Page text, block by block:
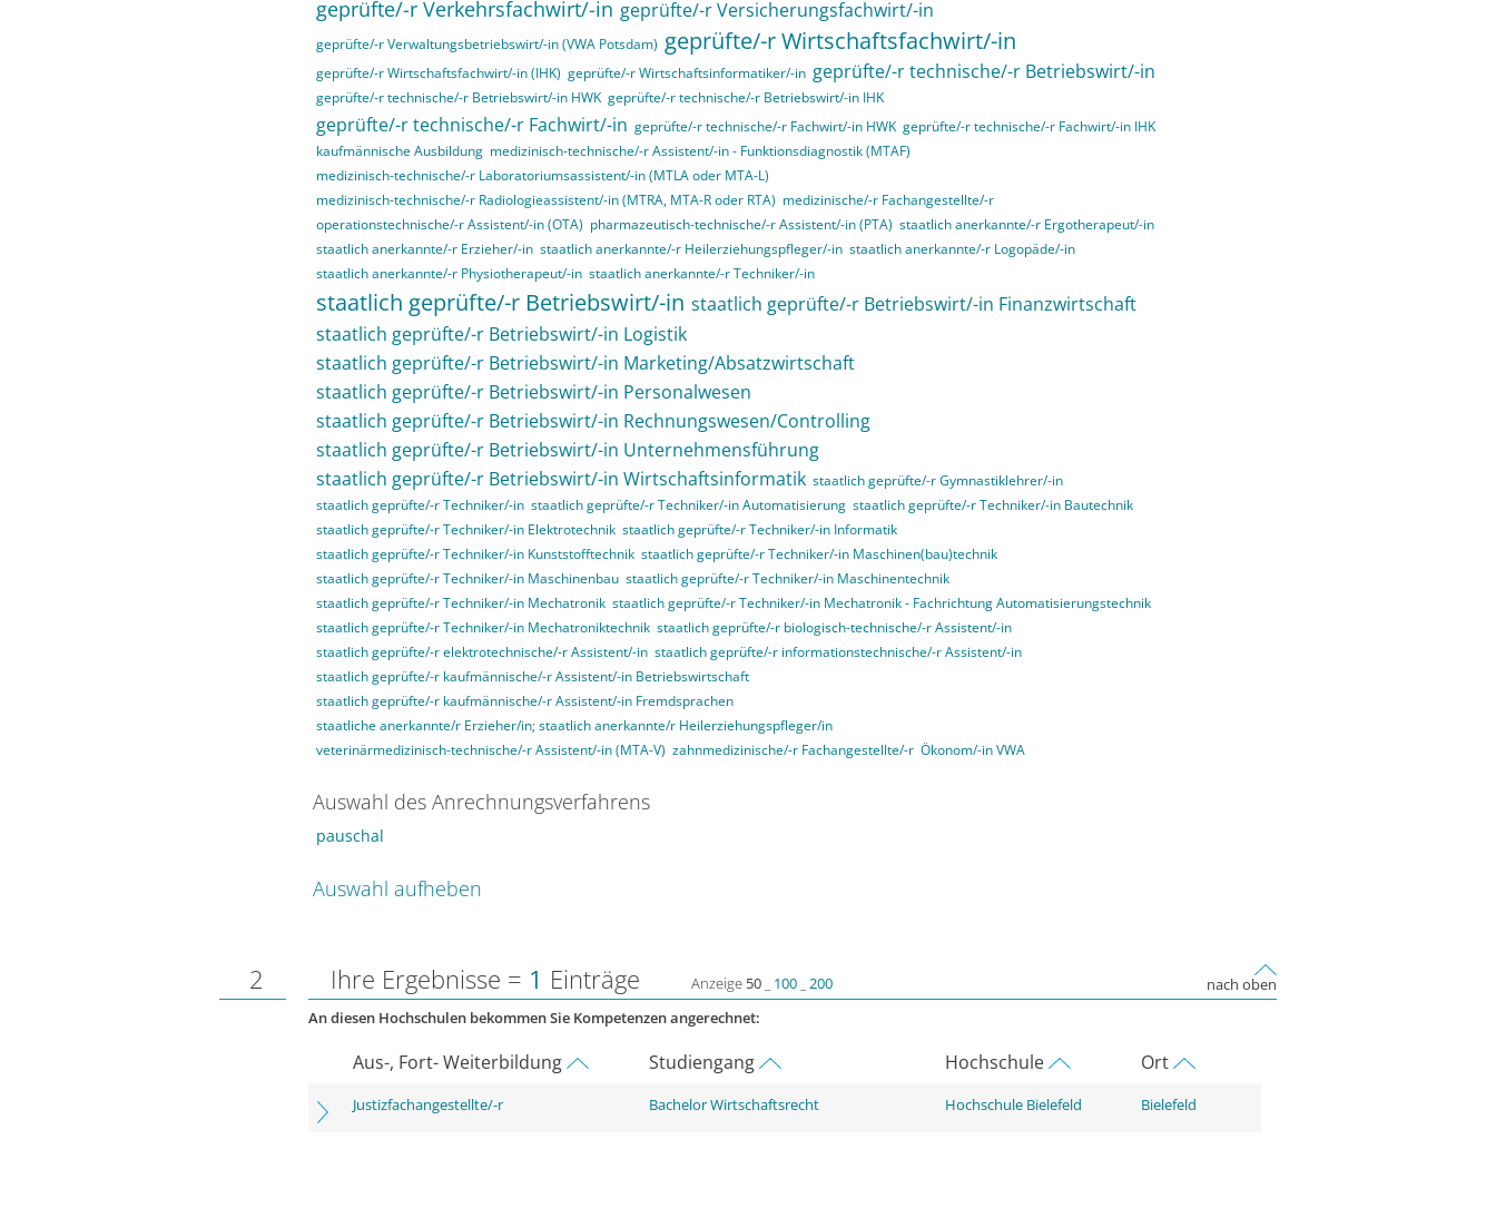
geprüfte/-r Verkehrsfachwirt/-in geprüfte/-r Versicherungsfachwirt/-in
geprüfte/-r Verwaltungsbetriebswirt/-in (VWA Potsdam) geprüfte/-r Wirtschaftsfachwirt/-in
geprüfte/-r Wirtschaftsfachwirt/-in (IHK) geprüfte/-r Wirtschaftsinformatiker/-in geprüfte/-r technische/-r Betriebswirt/-in
geprüfte/-r technische/-r Betriebswirt/-in HWK geprüfte/-r technische/-r Betriebswirt/-in IHK
geprüfte/-r technische/-r Fachwirt/-in geprüfte/-r technische/-r Fachwirt/-in HWK geprüfte/-r technische/-r Fachwirt/-in IHK
kaufmännische Ausbildung medizinisch-technische/-r Assistent/-in - Funktionsdiagnostik (MTAF)
medizinisch-technische/-r Laboratoriumsassistent/-in (MTLA oder MTA-L)
medizinisch-technische/-r Radiologieassistent/-in (MTRA, MTA-R oder RTA) medizinische/-r Fachangestellte/-r
operationstechnische/-r Assistent/-in (OTA) pharmazeutisch-technische/-r Assistent/-in (PTA) staatlich anerkannte/-r Ergotherapeut/-in
staatlich anerkannte/-r Erzieher/-in staatlich anerkannte/-r Heilerziehungspfleger/-in staatlich anerkannte/-r Logopäde/-in
staatlich anerkannte/-r Physiotherapeut/-in staatlich anerkannte/-r Techniker/-in
staatlich geprüfte/-r Betriebswirt/-in staatlich geprüfte/-r Betriebswirt/-in Finanzwirtschaft
staatlich geprüfte/-r Betriebswirt/-in Logistik
staatlich geprüfte/-r Betriebswirt/-in Marketing/Absatzwirtschaft
staatlich geprüfte/-r Betriebswirt/-in Personalwesen
staatlich geprüfte/-r Betriebswirt/-in Rechnungswesen/Controlling
staatlich geprüfte/-r Betriebswirt/-in Unternehmensführung
staatlich geprüfte/-r Betriebswirt/-in Wirtschaftsinformatik staatlich geprüfte/-r Gymnastiklehrer/-in
staatlich geprüfte/-r Techniker/-in staatlich geprüfte/-r Techniker/-in Automatisierung staatlich geprüfte/-r Techniker/-in Bautechnik
staatlich geprüfte/-r Techniker/-in Elektrotechnik staatlich geprüfte/-r Techniker/-in Informatik
staatlich geprüfte/-r Techniker/-in Kunststofftechnik staatlich geprüfte/-r Techniker/-in Maschinen(bau)technik
staatlich geprüfte/-r Techniker/-in Maschinenbau staatlich geprüfte/-r Techniker/-in Maschinentechnik
staatlich geprüfte/-r Techniker/-in Mechatronik staatlich geprüfte/-r Techniker/-in Mechatronik - Fachrichtung Automatisierungstechnik
staatlich geprüfte/-r Techniker/-in Mechatroniktechnik staatlich geprüfte/-r biologisch-technische/-r Assistent/-in
staatlich geprüfte/-r elektrotechnische/-r Assistent/-in staatlich geprüfte/-r informationstechnische/-r Assistent/-in
staatlich geprüfte/-r kaufmännische/-r Assistent/-in Betriebswirtschaft
staatlich geprüfte/-r kaufmännische/-r Assistent/-in Fremdsprachen
staatliche anerkannte/r Erzieher/in; staatlich anerkannte/r Heilerziehungspfleger/in
veterinärmedizinisch-technische/-r Assistent/-in (MTA-V) zahnmedizinische/-r Fachangestellte/-r Ökonom/-in VWA
Auswahl des Anrechnungsverfahrens
pauschal
Auswahl aufheben
2 Ihre Ergebnisse = 1 Einträge Anzeige 50 100 200
nach oben
An diesen Hochschulen bekommen Sie Kompetenzen angerechnet:
Aus-, Fort- Weiterbildung Studiengang Hochschule Ort
Justizfachangestellte/-r Bachelor Wirtschaftsrecht Hochschule Bielefeld Bielefeld